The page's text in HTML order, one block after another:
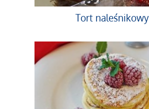
Tort naleśnikowy